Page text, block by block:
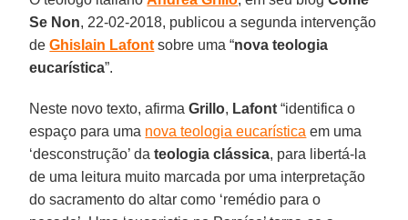
Se Non, 22-02-2018, publicou a segunda intervenção
deGhislain Lafont sobre uma “nova teologia
eucarística”.
Neste novo texto, afirmaGrillo, Lafont “identifica o
espaço para uma nova teologia eucarística em uma
‘desconstrução’ dateologia clássica, para libertá-la
de uma leitura muito marcada por uma interpretação
do sacramento do altar como ‘remédio para o